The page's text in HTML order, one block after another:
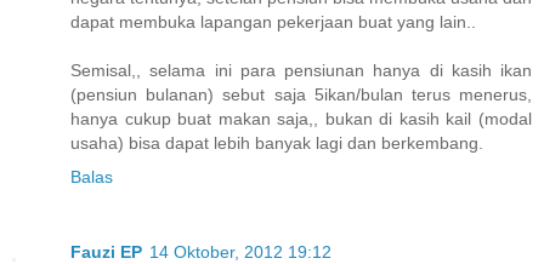
dapat membuka lapangan pekerjaan buat yang lain..
Semisal,, selama ini para pensiunan hanya di kasih ikan
(pensiun bulanan) sebut saja 5ikan/bulan terus menerus,
hanya cukup buat makan saja,, bukan di kasih kail (modal
usaha) bisa dapat lebih banyak lagi dan berkembang.
Balas
Fauzi EP 14 Oktober, 2012 19:12